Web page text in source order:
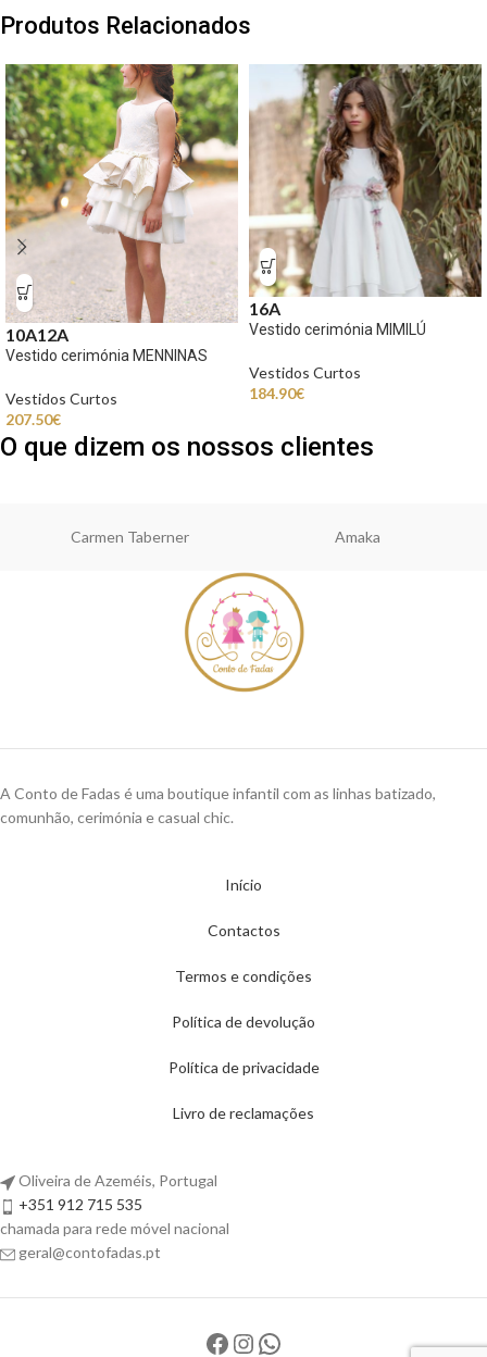
Produtos Relacionados
10A12A
Vestido cerimónia MENNINAS
Vestidos Curtos
207.50€
16A
Vestido cerimónia MIMILÚ
Vestidos Curtos
184.90€
O que dizem os nossos clientes
Carmen Taberner Amaka
A Conto de Fadas é uma boutique infantil com as linhas batizado,
comunhão, cerimónia e casual chic.
Início
Contactos
Termos e condições
Política de devolução
Política de privacidade
Livro de reclamações
Oliveira de Azeméis, Portugal
+351 912 715 535
chamada para rede móvel nacional
geral@contofadas.pt